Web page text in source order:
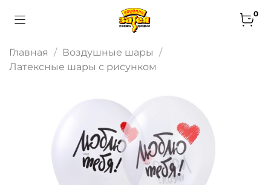
0
Главная
Воздушные шары
Латексные шары с рисунком